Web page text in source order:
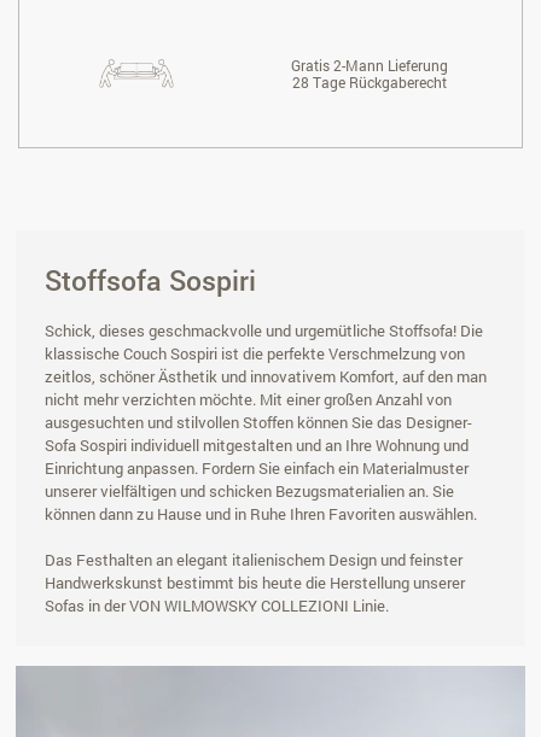
Gratis 2-Mann Lieferung
28 Tage Rückgaberecht
Stoffsofa Sospiri
Schick, dieses geschmackvolle und urgemütliche Stoffsofa! Die
klassische Couch Sospiri ist die perfekte Verschmelzung von
zeitlos, schöner Ästhetik und innovativem Komfort, auf den man
nicht mehr verzichten möchte. Mit einer großen Anzahl von
ausgesuchten und stilvollen Stoffen können Sie das Designer-
Sofa Sospiri individuell mitgestalten und an Ihre Wohnung und
Einrichtung anpassen. Fordern Sie einfach ein Materialmuster
unserer vielfältigen und schicken Bezugsmaterialien an. Sie
können dann zu Hause und in Ruhe Ihren Favoriten auswählen.
Das Festhalten an elegant italienischem Design und feinster
Handwerkskunst bestimmt bis heute die Herstellung unserer
Sofas in der VON WILMOWSKY COLLEZIONI Linie.